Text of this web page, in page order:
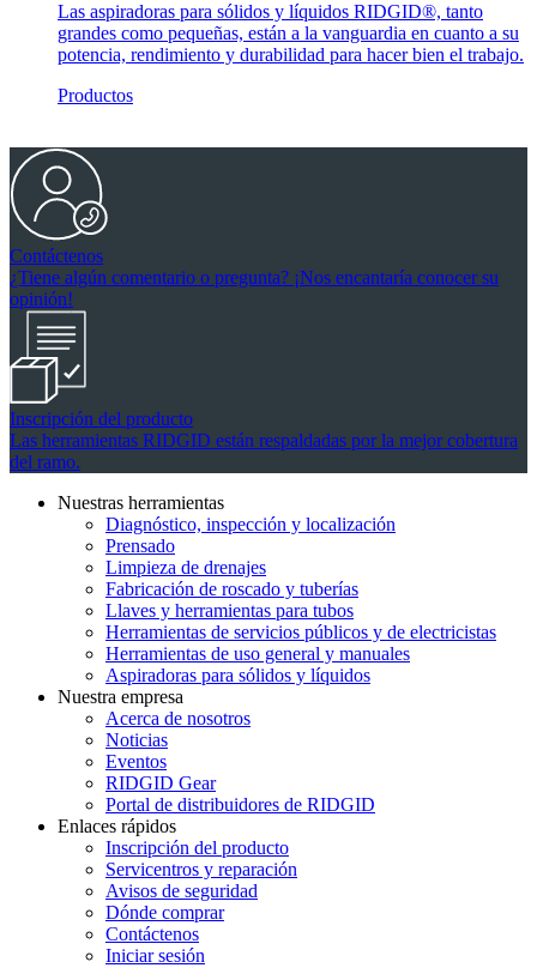
Las aspiradoras para sólidos y líquidos RIDGID®, tanto
grandes como pequeñas, están a la vanguardia en cuanto a su
potencia, rendimiento y durabilidad para hacer bien el trabajo.
Productos
Contáctenos
¿Tiene algún comentario o pregunta? ¡Nos encantaría conocer su
opinión!
Inscripción del producto
Las herramientas RIDGID están respaldadas por la mejor cobertura
del ramo.
Nuestras herramientas
Diagnóstico, inspección y localización
Prensado
Limpieza de drenajes
Fabricación de roscado y tuberías
Llaves y herramientas para tubos
Herramientas de servicios públicos y de electricistas
Herramientas de uso general y manuales
Aspiradoras para sólidos y líquidos
Nuestra empresa
Acerca de nosotros
Noticias
Eventos
RIDGID Gear
Portal de distribuidores de RIDGID
Enlaces rápidos
Inscripción del producto
Servicentros y reparación
Avisos de seguridad
Dónde comprar
Contáctenos
Iniciar sesión